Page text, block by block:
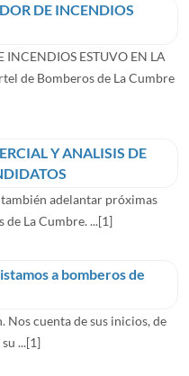
DE INCENDIOS
INCENDIOS ESTUVO EN LA
de Bomberos de La Cumbre
Y ANALISIS DE
adelantar próximas
de La Cumbre. ...[1]
a bomberos de
cuenta de sus inicios, de
...[1]